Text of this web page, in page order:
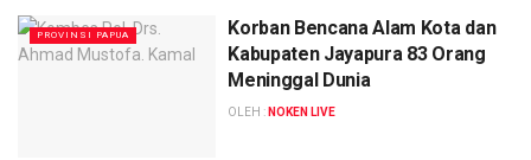
PROVINSI PAPUA
Korban Bencana Alam Kota dan
Kabupaten Jayapura 83 Orang
Meninggal Dunia
OLEH : NOKEN LIVE